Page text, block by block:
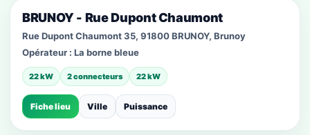
BRUNOY - Rue Dupont Chaumont
Rue Dupont Chaumont 35, 91800 BRUNOY, Brunoy
Opérateur : La borne bleue
22 kW 2 connecteurs 22 kW
Fiche lieu Ville Puissance